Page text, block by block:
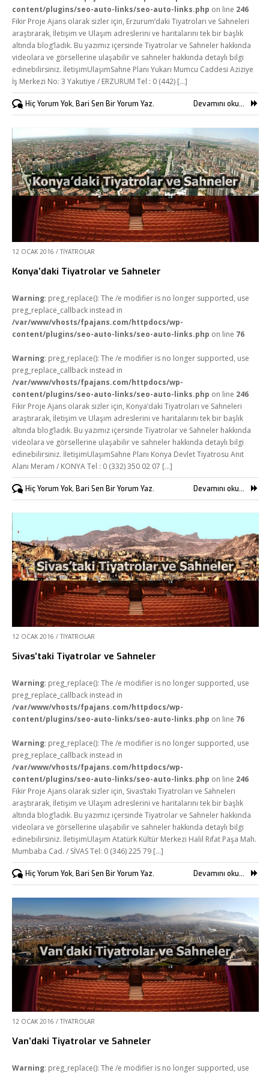
content/plugins/seo-auto-links/seo-auto-links.php on line 246
Fikir Proje Ajans olarak sizler için, Erzurum’daki Tiyatroları ve Sahneleri
araştırarak, İletişim ve Ulaşım adreslerini ve haritalarını tek bir başlık
altında blog’ladık. Bu yazımız içersinde Tiyatrolar ve Sahneler hakkında
videolara ve görsellerine ulaşabilir ve sahneler hakkında detaylı bilgi
edinebilirsiniz. İletişimUlaşımSahne Planı Yukarı Mumcu Caddesi Aziziye
İş Merkezi No: 3 Yakutiye / ERZURUM Tel : 0 (442) [...]
Hiç Yorum Yok, Bari Sen Bir Yorum Yaz. Devamını oku...
12 OCAK 2016 /TIYATROLAR
Konya’daki Tiyatrolar ve Sahneler
Warning: preg_replace(): The /e modifier is no longer supported, use
preg_replace_callback instead in
/var/www/vhosts/fpajans.com/httpdocs/wp-
content/plugins/seo-auto-links/seo-auto-links.php on line 76
Warning: preg_replace(): The /e modifier is no longer supported, use
preg_replace_callback instead in
/var/www/vhosts/fpajans.com/httpdocs/wp-
content/plugins/seo-auto-links/seo-auto-links.php on line 246
Fikir Proje Ajans olarak sizler için, Konya’daki Tiyatroları ve Sahneleri
araştırarak, İletişim ve Ulaşım adreslerini ve haritalarını tek bir başlık
altında blog’ladık. Bu yazımız içersinde Tiyatrolar ve Sahneler hakkında
videolara ve görsellerine ulaşabilir ve sahneler hakkında detaylı bilgi
edinebilirsiniz. İletişimUlaşımSahne Planı Konya Devlet Tiyatrosu Anıt
Alanı Meram / KONYA Tel : 0 (332) 350 02 07 [...]
Hiç Yorum Yok, Bari Sen Bir Yorum Yaz. Devamını oku...
12 OCAK 2016 /TIYATROLAR
Sivas’taki Tiyatrolar ve Sahneler
Warning: preg_replace(): The /e modifier is no longer supported, use
preg_replace_callback instead in
/var/www/vhosts/fpajans.com/httpdocs/wp-
content/plugins/seo-auto-links/seo-auto-links.php on line 76
Warning: preg_replace(): The /e modifier is no longer supported, use
preg_replace_callback instead in
/var/www/vhosts/fpajans.com/httpdocs/wp-
content/plugins/seo-auto-links/seo-auto-links.php on line 246
Fikir Proje Ajans olarak sizler için, Sivas’taki Tiyatroları ve Sahneleri
araştırarak, İletişim ve Ulaşım adreslerini ve haritalarını tek bir başlık
altında blog’ladık. Bu yazımız içersinde Tiyatrolar ve Sahneler hakkında
videolara ve görsellerine ulaşabilir ve sahneler hakkında detaylı bilgi
edinebilirsiniz. İletişimUlaşım Atatürk Kültür Merkezi Halil Rıfat Paşa Mah.
Mumbaba Cad. / SİVAS Tel: 0 (346) 225 79 [...]
Hiç Yorum Yok, Bari Sen Bir Yorum Yaz. Devamını oku...
12 OCAK 2016 /TIYATROLAR
Van’daki Tiyatrolar ve Sahneler
Warning: preg_replace(): The /e modifier is no longer supported, use